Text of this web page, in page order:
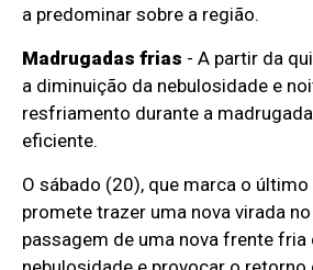
a predominar sobre a região.
Madrugadas frias - A partir da
a diminuição da nebulosidade e
resfriamento durante a
eficiente.
O sábado (20), que marca o
promete trazer uma nova virada
passagem de uma nova frente fria